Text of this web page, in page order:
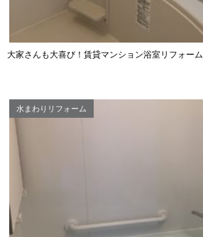
大家さんも大喜び！賃貸マンション浴室リフォーム
水まわりリフォーム